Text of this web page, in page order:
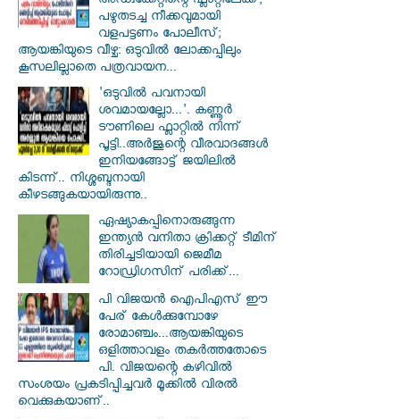
പഴുതടച്ച നീക്കവുമായി
വളപട്ടണം പോലീസ്;
ആയങ്കിയുടെ വീഴ്ച: ഒടുവിൽ ലോക്കപ്പിലും
കൂസലില്ലാതെ പത്രവായന...
'ഒടുവിൽ പവനായി
ശവമായല്ലോ...'. കണ്ണൂര്‍
ടൗണിലെ ഫ്ലാറ്റിൽ നിന്ന്
പൂട്ടി..അർജുന്റെ വീരവാദങ്ങൾ
ഇനിയങ്ങോട്ട് ജയിലിൽ
കിടന്ന്.. നിശ്ശബ്ദനായി
കീഴടങ്ങുകയായിരുന്നു..
ഏഷ്യാകപ്പിനൊരുങ്ങുന്ന
ഇന്ത്യൻ വനിതാ ക്രിക്കറ്റ് ടീമിന്
തിരിച്ചടിയായി ജെമീമ
റോഡ്രിഗസിന് പരിക്ക്...
പി വിജയന്‍ ഐപിഎസ് ഈ
പേര് കേൾക്കുമ്പോഴേ
രോമാഞ്ചം...ആയങ്കിയുടെ
ഒളിത്താവളം തകര്‍ത്തതോടെ
പി. വിജയന്റെ കഴിവില്‍
സംശയം പ്രകടിപ്പിച്ചവര്‍ മൂക്കില്‍ വിരല്‍
വെക്കുകയാണ്..